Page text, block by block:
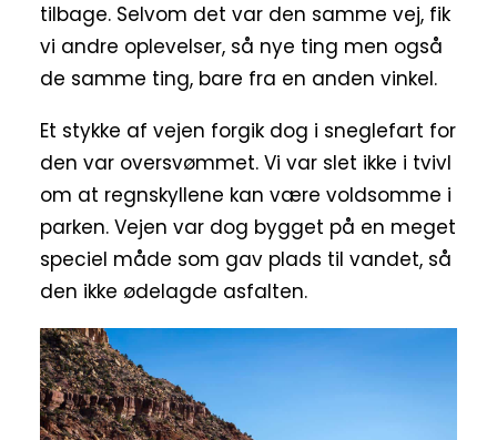
tilbage. Selvom det var den samme vej, fik
vi andre oplevelser, så nye ting men også
de samme ting, bare fra en anden vinkel.
Et stykke af vejen forgik dog i sneglefart for
den var oversvømmet. Vi var slet ikke i tvivl
om at regnskyllene kan være voldsomme i
parken. Vejen var dog bygget på en meget
speciel måde som gav plads til vandet, så
den ikke ødelagde asfalten.